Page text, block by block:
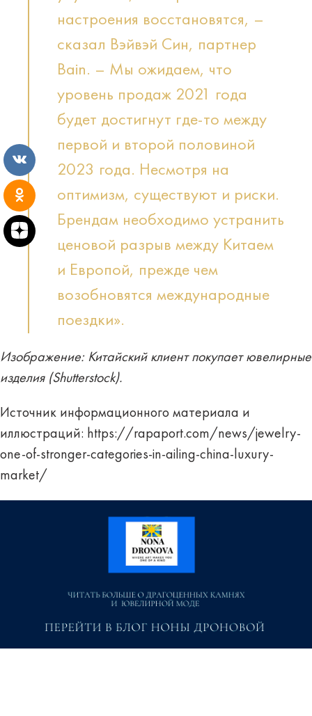
настроения восстановятся, –
сказал Вэйвэй Син, партнер
Bain. – Мы ожидаем, что
уровень продаж 2021 года
будет достигнут где-то между
первой и второй половиной
2023 года. Несмотря на
оптимизм, существуют и риски.
Брендам необходимо устранить
ценовой разрыв между Китаем
и Европой, прежде чем
возобновятся международные
поездки».
Изображение: Китайский клиент покупает ювелирные
изделия (Shutterstock).
Источник информационного материала и
иллюстраций: https://rapaport.com/news/jewelry-
one-of-stronger-categories-in-ailing-china-luxury-
market/